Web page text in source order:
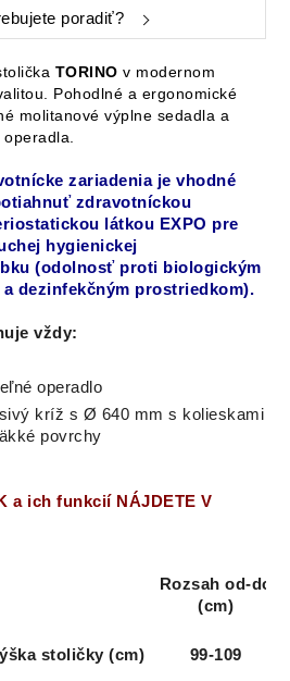
poradiť?
TORINO v modernom
Pohodlné a ergonomické
molitanové výplne sedadla a
zariadenia je vhodné
zdravotníckou
látkou EXPO pre
hygienickej
(odolnosť proti biologickým
dezinfekčným prostriedkom).
vždy:
operadlo
kríž s Ø 640 mm s kolieskami
povrchy
a ich funkcií NÁJDETE V
Rozsah od-do
(cm)
stoličky (cm) 99-109